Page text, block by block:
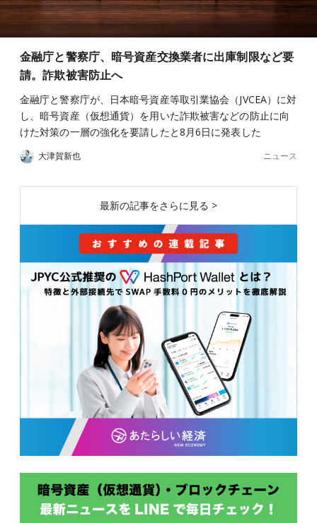
金融庁と警察庁、暗号資産交換業者に出庫制限など要
請。詐欺被害防止へ
金融庁と警察庁が、日本暗号資産等取引業協会（JVCEA）に対
し、暗号資産（仮想通貨）を用いた詐欺被害などの防止に向
けた対策の一層の強化を要請したと8月6日に発表した
大津賀新也 ニュース
最新の記事をさらに見る >